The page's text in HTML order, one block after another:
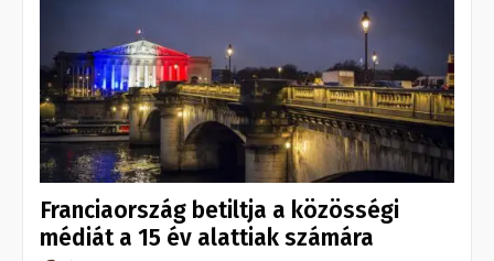
Franciaország betiltja a közösségi
médiát a 15 év alattiak számára